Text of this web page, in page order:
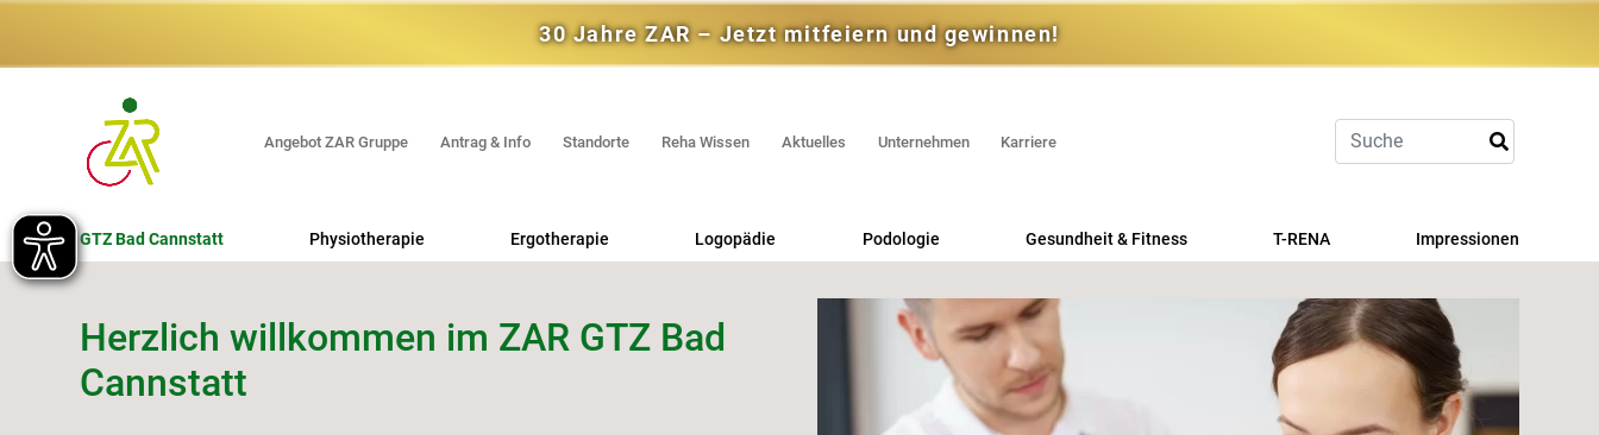
30 Jahre ZAR – Jetzt mitfeiern und gewinnen!
Angebot ZAR Gruppe Antrag & Info Standorte Reha Wissen Aktuelles Unternehmen Karriere
GTZ Bad Cannstatt Physiotherapie Ergotherapie Logopädie Podologie Gesundheit & Fitness
Medizinisches Zirkeltraining
Selbstzahlerleistungen
T-RENA Impressionen
Herzlich willkommen im ZAR GTZ Bad
Cannstatt